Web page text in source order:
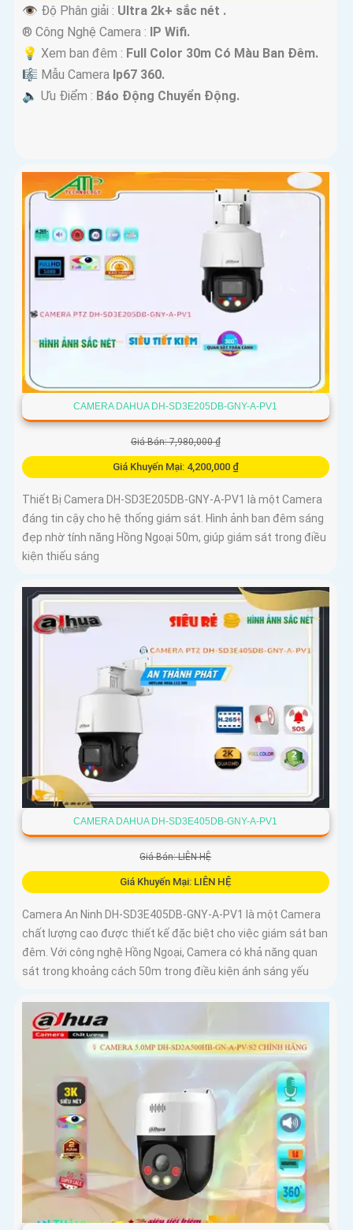
👁 Độ Phân giải : Ultra 2k+ sắc nét .
®️ Công Nghệ Camera :
IP Wifi.
💡 Xem ban đêm : Full Color 30m Có Màu Ban Ðêm.
🎼️ Mẫu Camera Ip67 360.
️🔈 Ưu Điểm : Báo Động Chuyển Động.
CAMERA DAHUA DH-SD3E205DB-GNY-A-PV1
Giá Bán: 7,980,000 ₫
Giá Khuyến Mại: 4,200,000 ₫
Thiết Bị Camera DH-SD3E205DB-GNY-A-PV1 là một Camera
đáng tin cậy cho hệ thống giám sát. Hình ảnh ban đêm sáng
đẹp nhờ tính năng Hồng Ngoại 50m, giúp giám sát trong điều
kiện thiếu sáng
CAMERA DAHUA DH-SD3E405DB-GNY-A-PV1
Giá Bán: LIÊN HỆ
Giá Khuyến Mại: LIÊN HỆ
Camera An Ninh DH-SD3E405DB-GNY-A-PV1 là một Camera
chất lượng cao được thiết kế đặc biệt cho việc giám sát ban
đêm. Với công nghệ Hồng Ngoại, Camera có khả năng quan
sát trong khoảng cách 50m trong điều kiện ánh sáng yếu